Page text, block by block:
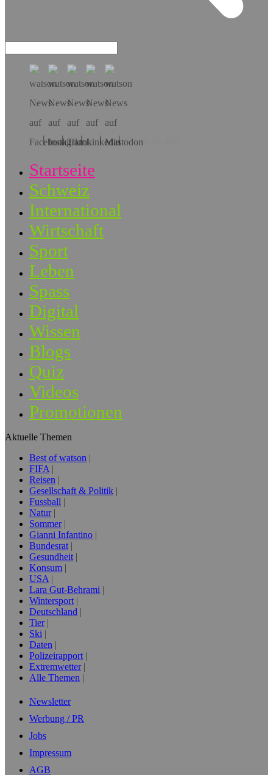
Hol dir die App!
Startseite
Schweiz
International
Wirtschaft
Sport
Leben
Spass
Digital
Wissen
Blogs
Quiz
Videos
Promotionen
Aktuelle Themen
Best of watson
FIFA
Reisen
Gesellschaft & Politik
Fussball
Natur
Sommer
Gianni Infantino
Bundesrat
Gesundheit
Konsum
USA
Lara Gut-Behrami
Wintersport
Deutschland
Tier
Ski
Daten
Polizeirapport
Extremwetter
Alle Themen
Newsletter
Werbung / PR
Jobs
Impressum
AGB